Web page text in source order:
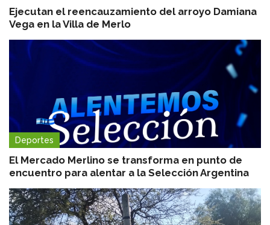
Ejecutan el reencauzamiento del arroyo Damiana
Vega en la Villa de Merlo
Deportes
El Mercado Merlino se transforma en punto de
encuentro para alentar a la Selección Argentina